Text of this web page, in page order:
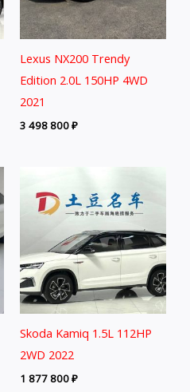
Lexus NX200 Trendy
Edition 2.0L 150HP 4WD
2021
3 498 800₽
Skoda Kamiq 1.5L 112HP
2WD 2022
1 877 800₽